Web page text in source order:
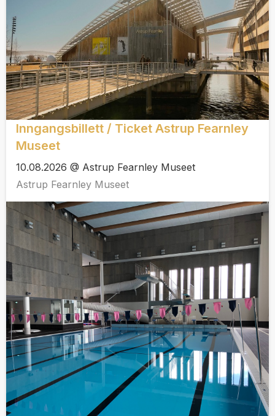
Inngangsbillett / Ticket Astrup Fearnley
Museet
10.08.2026 @ Astrup Fearnley Museet
Astrup Fearnley Museet